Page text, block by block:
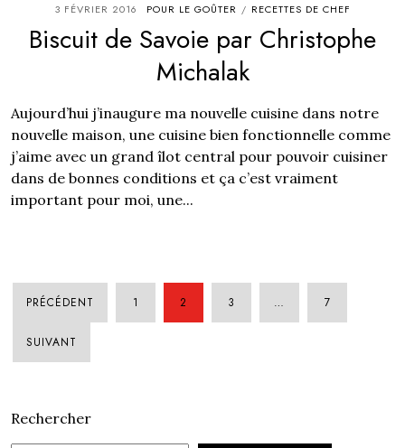
3 FÉVRIER 2016 POUR LE GOÛTER / RECETTES DE CHEF
Biscuit de Savoie par Christophe
Michalak
Aujourd’hui j’inaugure ma nouvelle cuisine dans notre
nouvelle maison, une cuisine bien fonctionnelle comme
j’aime avec un grand îlot central pour pouvoir cuisiner
dans de bonnes conditions et ça c’est vraiment
important pour moi, une...
PRÉCÉDENT 1 2 3 … 7
SUIVANT
Rechercher